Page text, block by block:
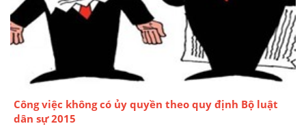
Công việc không có ủy quyền theo quy định Bộ luật
dân sự 2015